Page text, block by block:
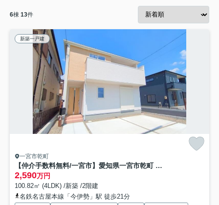
6棟 13件
新築一戸建
一宮市乾町
【仲介手数料無料/一宮市】愛知県一宮市乾町 リーブルガーデン
2,590万円
100.82㎡ (4LDK) /新築 /2階建
名鉄名古屋本線「今伊勢」駅 徒歩21分